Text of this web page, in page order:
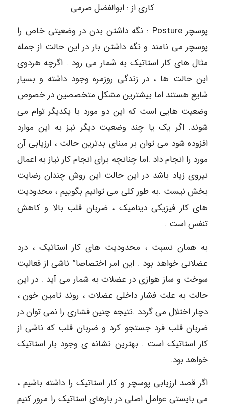
کاری از : ابوالفضل صرمی
پوسچر Posture : نگه داشتن بدن در وضعیتی خاص را
پوسچر می نامند و نگه داشتن بار در این حالت از جمله
مثال های کار استاتیک به شمار می رود . اگرچه هردوی
این حالت ها ، در زندگی روزمره وجود داشته و بسیار
شایع هستند اما بیشترین مشکل متخصصین در خصوص
وضعیت هایی است که این دو مورد با یکدیگر توام می
شوند. اگر یک یا چند وضعیت دیگر نیز به این موارد
افزوده شود می توان بر مبنای بدترین حالت ، ارزیابی آن
مورد را انجام داد .اما چنانچه برای انجام کار نیاز به اعمال
نیروی زیاد باشد در این حالت این روش چندان رضایت
بخش نیست .به طور کلی می توانیم بگوییم ، محدودیت
های کار فیزیکی دینامیک ، ضربان قلب بالا و کاهش
تنفس است .
به همان نسبت ، محدودیت های کار استاتیک ، درد
عضلانی خواهد بود . این امر اختصاصا” ناشی از فعالیت
سوخت و ساز هوازی در عضلات به شمار می آید . در این
حالت به علت فشار داخلی عضلات ، روند تامین خون ،
دچار اختلال می گردد .نتیجه چنین فشاری را نمی توان در
ضربان قلب فرد جستجو کرد و ضربان قلب که ناشی از
کار استاتیک است . بهترین نشانه ی وجود بار استاتیک
خواهد بود.
اگر قصد ارزیابی پوسچر و کار استاتیک را داشته باشیم ،
می بایستی عوامل اصلی در بارهای استاتیک را مرور کنیم